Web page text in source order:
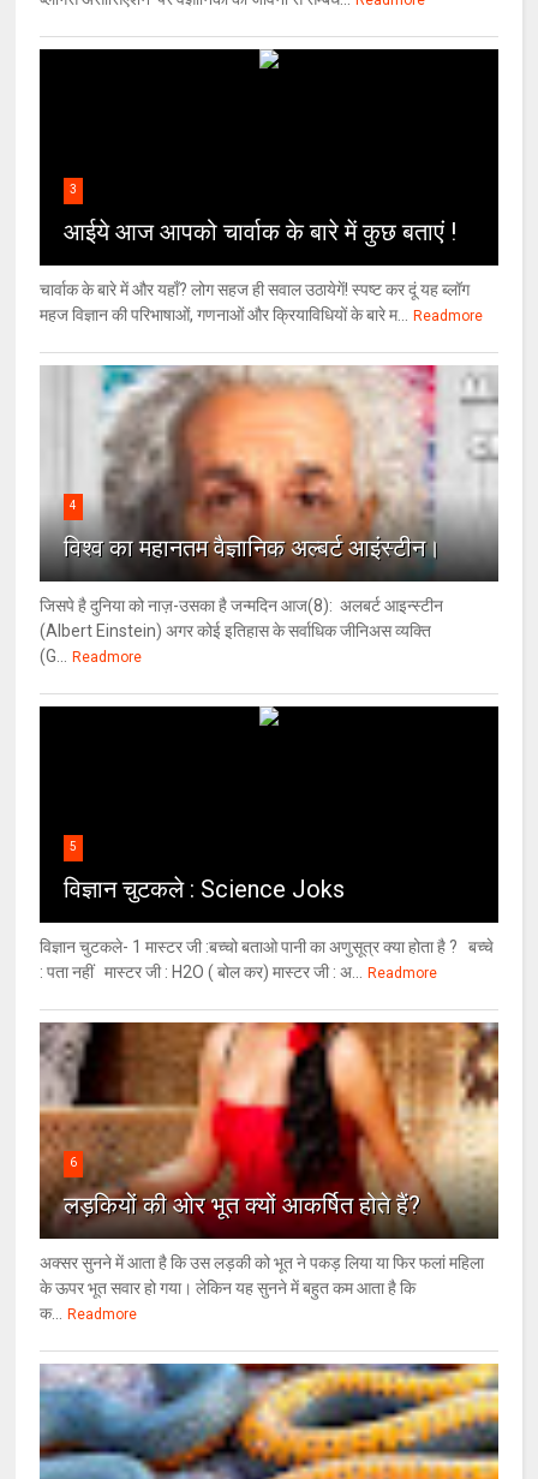
3
आईये आज आपको चार्वाक के बारे में कुछ बताएं !
चार्वाक के बारे में और यहाँ? लोग सहज ही सवाल उठायेगें! स्पष्ट कर दूं यह ब्लॉग
महज विज्ञान की परिभाषाओं, गणनाओं और क्रियाविधियों के बारे म...
Readmore
4
विश्‍व का महानतम वैज्ञानिक अल्बर्ट आइंस्टीन।
जिसपे है दुनिया को नाज़-उसका है जन्मदिन आज(8): अलबर्ट आइन्स्टीन
(Albert Einstein) अगर कोई इतिहास के सर्वाधिक जीनिअस व्यक्ति
(G...
Readmore
5
विज्ञान चुटकले : Science Joks
विज्ञान चुटकले- 1 मास्टर जी :बच्चो बताओ पानी का अणुसूत्र क्या होता है ? बच्चे
: पता नहीं मास्टर जी : H2O ( बोल कर) मास्टर जी : अ...
Readmore
6
लड़कियों की ओर भूत क्‍यों आकर्षित होते हैं?
अक्सर सुनने में आता है कि उस लड़की को भूत ने पकड़ लिया या फिर फलां महिला
के ऊपर भूत सवार हो गया। लेकिन यह सुनने में बहुत कम आता है कि
क...
Readmore